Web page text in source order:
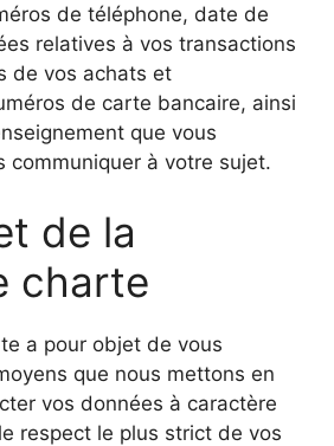
de téléphone, date de
relatives à vos transactions
de vos achats et
de carte bancaire, ainsi
que vous
communiquer à votre sujet.
de la
charte
a pour objet de vous
que nous mettons en
vos données à caractère
respect le plus strict de vos